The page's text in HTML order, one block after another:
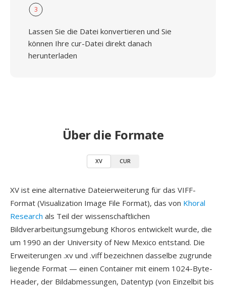
3
Lassen Sie die Datei konvertieren und Sie
können Ihre cur-Datei direkt danach
herunterladen
Über die Formate
XV CUR
XV ist eine alternative Dateierweiterung für das VIFF-
Format (Visualization Image File Format), das von Khoral
Research als Teil der wissenschaftlichen
Bildverarbeitungsumgebung Khoros entwickelt wurde, die
um 1990 an der University of New Mexico entstand. Die
Erweiterungen .xv und .viff bezeichnen dasselbe zugrunde
liegende Format — einen Container mit einem 1024-Byte-
Header, der Bildabmessungen, Datentyp (von Einzelbit bis